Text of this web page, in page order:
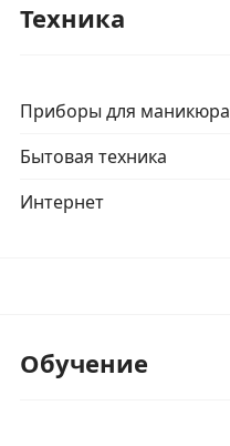
Техника
Приборы для маникюра
Бытовая техника
Интернет
Обучение